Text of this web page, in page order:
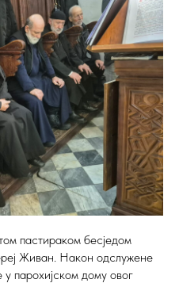
пастираком бесједом
Живан. Након одслужене
у парохијском дому овог